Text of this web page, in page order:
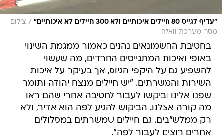
"עדיף לגייס 80 חיילים איכותיים ולא 300 חיילים לא איכותיים" / צילום
מסך, מערכת וואלה
בחטיבת החשמונאים נהנים כאמור ממגמת השינוי
באופי ואיכות המתגייסים החרדים, מה שעשוי
להשפיע גם על היקפי הגיוס, אך בעיקר על איכות
השירות והמשרתים. "יש חיילים מנצח יהודה ותומר
שפנו אלינו וביקשו לעבור לחטיבה אחרי שהם ראו
מה קורה אצלנו. הביקוש להגיע לפה הוא אדיר, ולא
רק ממלש"בים. גם חיילים שמשרתים במסלולים
אחרים רוצים לעבור לפה".